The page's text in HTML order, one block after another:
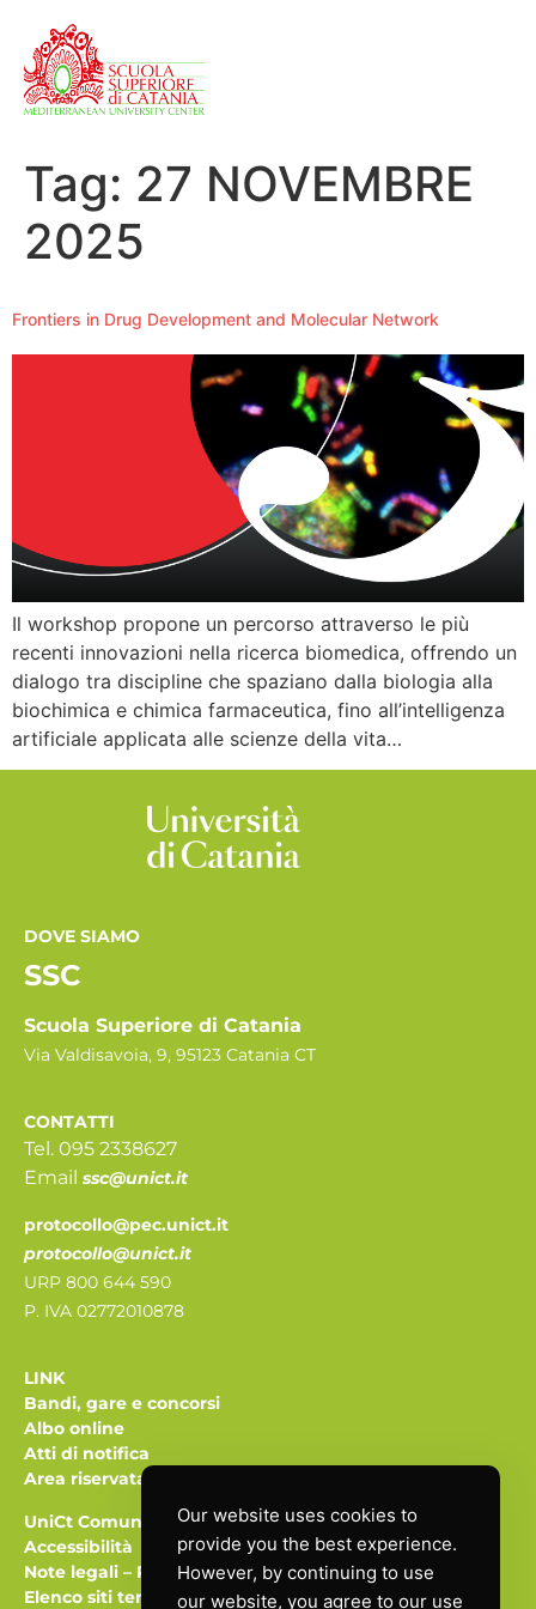
Tag: 27 NOVEMBRE
2025
Frontiers in Drug Development and Molecular Network
Il workshop propone un percorso attraverso le più
recenti innovazioni nella ricerca biomedica, offrendo un
dialogo tra discipline che spaziano dalla biologia alla
biochimica e chimica farmaceutica, fino all’intelligenza
artificiale applicata alle scienze della vita…
DOVE SIAMO
SSC
Scuola Superiore di Catania
Via Valdisavoia, 9, 95123 Catania CT
CONTATTI
Tel. 095 2338627
Email ssc@unict.it
protocollo@pec.unict.it
protocollo@unict.it
URP 800 644 590
P. IVA 02772010878
LINK
Bandi, gare e concorsi
Albo online
Atti di notifica
Area riservata
UniCt Comunica
Accessibilità
Note legali – Privacy
Elenco siti tematici
Our website uses cookies to
provide you the best experience.
However, by continuing to use
our website, you agree to our use